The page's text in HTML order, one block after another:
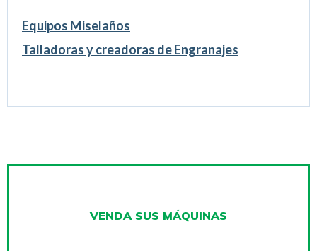
Equipos Miselaños
Talladoras y creadoras de Engranajes
VENDA SUS MÁQUINAS